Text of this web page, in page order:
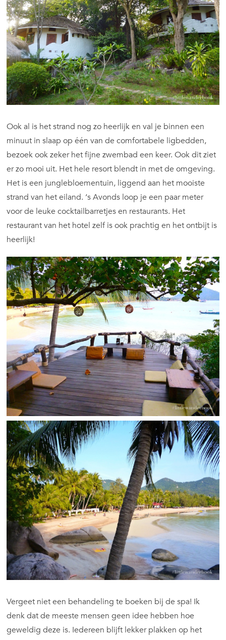
Ook al is het strand nog zo heerlijk en val je binnen een
minuut in slaap op één van de comfortabele ligbedden,
bezoek ook zeker het fijne zwembad een keer. Ook dit ziet
er zo mooi uit. Het hele resort blendt in met de omgeving.
Het is een junglebloementuin, liggend aan het mooiste
strand van het eiland. ‘s Avonds loop je een paar meter
voor de leuke cocktailbarretjes en restaurants. Het
restaurant van het hotel zelf is ook prachtig en het ontbijt is
heerlijk!
Vergeet niet een behandeling te boeken bij de spa! Ik
denk dat de meeste mensen geen idee hebben hoe
geweldig deze is. Iedereen blijft lekker plakken op het